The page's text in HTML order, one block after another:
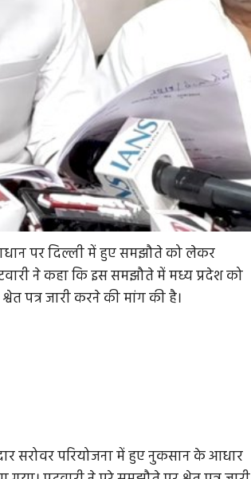
पर दिल्ली में हुए समझौते को लेकर
ने कहा कि इस समझौते में मध्य प्रदेश को
पत्र जारी करने की मांग की है।
सरोवर परियोजना में हुए नुकसान के आधार